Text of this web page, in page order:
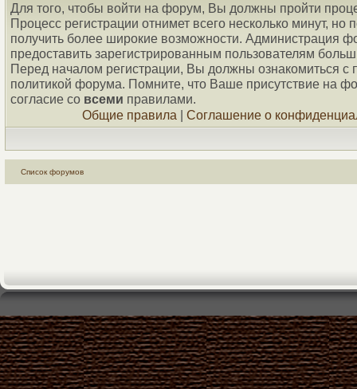
Для того, чтобы войти на форум, Вы должны пройти
Процесс регистрации отнимет всего несколько минут, но
получить более широкие возможности. Администрация
предоставить зарегистрированным пользователям
Перед началом регистрации, Вы должны ознакомиться с
политикой форума. Помните, что Ваше присутствие на
согласие со всеми правилами.
Общие правила | Соглашение о
Список форумов